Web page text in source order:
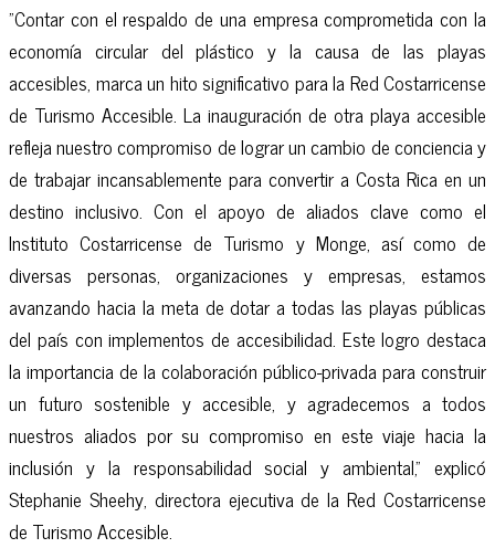
"Contar con el respaldo de una empresa comprometida con la
economía circular del plástico y la causa de las playas
accesibles, marca un hito significativo para la Red Costarricense
de Turismo Accesible. La inauguración de otra playa accesible
refleja nuestro compromiso de lograr un cambio de conciencia y
de trabajar incansablemente para convertir a Costa Rica en un
destino inclusivo. Con el apoyo de aliados clave como el
Instituto Costarricense de Turismo y Monge, así como de
diversas personas, organizaciones y empresas, estamos
avanzando hacia la meta de dotar a todas las playas públicas
del país con implementos de accesibilidad. Este logro destaca
la importancia de la colaboración público-privada para construir
un futuro sostenible y accesible, y agradecemos a todos
nuestros aliados por su compromiso en este viaje hacia la
inclusión y la responsabilidad social y ambiental," explicó
Stephanie Sheehy, directora ejecutiva de la Red Costarricense
de Turismo Accesible.